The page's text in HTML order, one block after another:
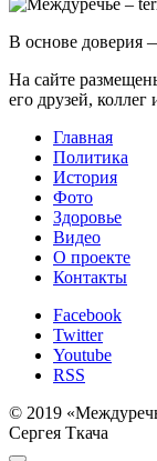
В основе доверия
На сайте
его друзей,
Главная
Политика
История
Фото
Здоровье
Видео
О проекте
Контакты
Facebook
Twitter
Youtube
RSS
© 2019
Сергея Ткача